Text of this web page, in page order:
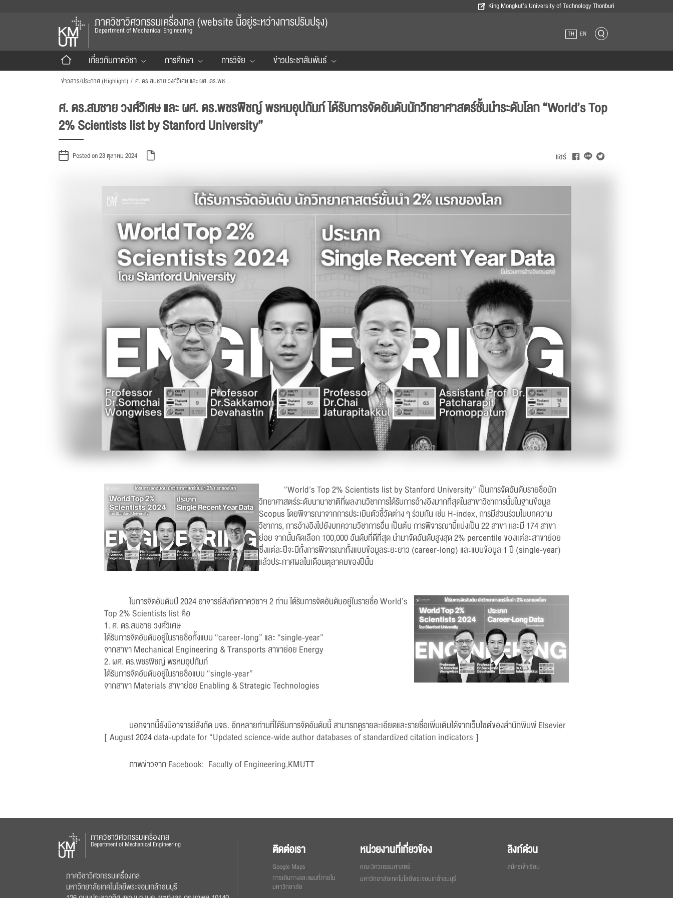
King Mongkut’s University of Technology Thonburi
ภาควิชาวิศวกรรมเครื่องกล (website นี้อยู่ระหว่างการปรับปรุง)
Department of Mechanical Engineering TH EN
เกี่ยวกับภาควิชา การศึกษา การวิจัย ข่าวประชาสัมพันธ์
ข่าวสาร/ประกาศ (Highlight) / ศ. ดร.สมชาย วงศ์วิเศษ และ ผศ. ดร.พชรพิชญ์ พรหมอุปถัมภ์ ได้รับการจัดอันดับนักวิทยาศาสตร์ชั้นนำระดับโลก “World’s Top 2% Scientists list by Stanford University”
ศ. ดร.สมชาย วงศ์วิเศษ และ ผศ. ดร.พชรพิชญ์ พรหมอุปถัมภ์ ได้รับการจัดอันดับนักวิทยาศาสตร์ชั้นนำระดับโลก “World’s Top
2% Scientists list by Stanford University”
Posted on 23 ตุลาคม 2024 แชร์
“World’s Top 2% Scientists list by Stanford University” เป็นการจัดอันดับรายชื่อนัก
วิทยาศาสตร์ระดับนานาชาติที่ผลงานวิชาการได้รับการอ้างอิงมากที่สุดในสาขาวิชาการนั้นในฐานข้อมูล
Scopus โดยพิจารณาจากการประเมินตัวชี้วัดต่าง ๆ ร่วมกัน เช่น H-index, การมีส่วนร่วมในบทความ
วิชาการ, การอ้างอิงไปยังบทความวิชาการอื่น เป็นต้น การพิจารณานี้แบ่งเป็น 22 สาขา และมี 174 สาขา
ย่อย จากนั้นคัดเลือก 100,000 อันดับที่ดีที่สุด นำมาจัดอันดับสูงสุด 2% percentile ของแต่ละสาขาย่อย
ซึ่งแต่ละปีจะมีทั้งการพิจารณาทั้งแบบข้อมูลระยะยาว (career-long) และแบบข้อมูล 1 ปี (single-year)
แล้วประกาศผลในเดือนตุลาคมของปีนั้น
ในการจัดอันดับปี 2024 อาจารย์สังกัดภาควิชาฯ 2 ท่าน ได้รับการจัดอันดับอยู่ในรายชื่อ World’s
Top 2% Scientists list คือ
1. ศ. ดร.สมชาย วงศ์วิเศษ
ได้รับการจัดอันดับอยู่ในรายชื่อทั้งแบบ “career-long” และ “single-year”
จากสาขา Mechanical Engineering & Transports สาขาย่อย Energy
2. ผศ. ดร.พชรพิชญ์ พรหมอุปถัมภ์
ได้รับการจัดอันดับอยู่ในรายชื่อแบบ “single-year”
จากสาขา Materials สาขาย่อย Enabling & Strategic Technologies
นอกจากนี้ยังมีอาจารย์สังกัด มจธ. อีกหลายท่านที่ได้รับการจัดอันดับนี้ สามารถดูรายละเอียดและรายชื่อเพิ่มเติมได้จากเว็บไซต์ของสำนักพิมพ์ Elsevier
[ August 2024 data-update for “Updated science-wide author databases of standardized citation indicators ]
ภาพข่าวจาก Facebook: Faculty of Engineering,KMUTT
ภาควิชาวิศวกรรมเครื่องกล
Department of Mechanical Engineering
ภาควิชาวิศวกรรมเครื่องกล
มหาวิทยาลัยเทคโนโลยีพระจอมเกล้าธนบุรี
ติดต่อเรา
Google Maps
การเดินทางและแผนที่ภายใน
มหาวิทยาลัย
หน่วยงานที่เกี่ยวข้อง
คณะวิศวกรรมศาสตร์
มหาวิทยาลัยเทคโนโลยีพระจอมเกล้าธนบุรี
ลิงก์ด่วน
สมัครเข้าเรียน